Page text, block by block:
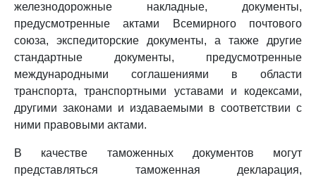
железнодорожные накладные, документы,
предусмотренные актами Всемирного почтового
союза, экспедиторские документы, а также другие
стандартные документы, предусмотренные
международными соглашениями в области
транспорта, транспортными уставами и кодексами,
другими законами и издаваемыми в соответствии с
ними правовыми актами.
В качестве таможенных документов могут
представляться таможенная декларация,